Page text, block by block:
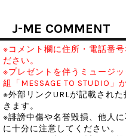
J-ME COMMENT
※コメント欄に住所・電話番
ださい。
※プレゼントを伴うミュージ
組「MESSAGE TO STUDIO」
※外部リンクURLが記載され
きます。
※誹謗中傷や名誉毀損、他人
に十分に注意してください。